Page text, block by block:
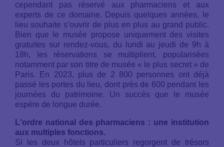
cependant pas réservé aux pharmaciens et aux
experts de ce domaine. Depuis quelques années, le
lieu souhaite s’ouvrir de plus en plus au grand public.
Bien que le musée propose uniquement des visites
gratuites sur rendez-vous, du lundi au jeudi de 9h à
18h, les réservations se multiplient, popularisées
notamment par son titre de musée « le plus secret » de
Paris. En 2023, plus de 2 800 personnes ont déjà
passé les portes du lieu, dont près de 600 pendant les
journées du patrimoine. Un succès que le musée
espère de longue durée.
L'ordre national des pharmaciens : une institution
aux multiples fonctions.
Si les deux hôtels particuliers regorgent de trésors